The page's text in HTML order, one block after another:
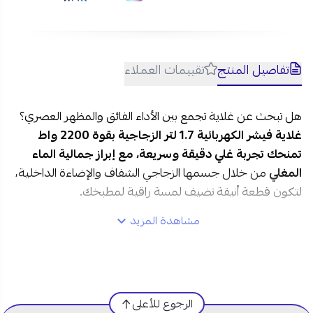
تفاصيل المنتج تقييمات العملاء
هل تبحث عن غلاية تجمع بين الأداء الفائق والمظهر العصري؟
غلاية فيشر الكهربائية 1.7 لتر الزجاجية بقوة 2200 واط
تمنحك تجربة غلي دقيقة وسريعة، مع إبراز جمالية الماء
المغليمن خلال جسمها الزجاجي الشفاف والإضاءة الداخلية،
لتكون قطعة أنيقة تضيف لمسة راقية لمطبخك.
العلامة التجارية:فيشر
مشاهدة المزيد
الرجوع للأعلى